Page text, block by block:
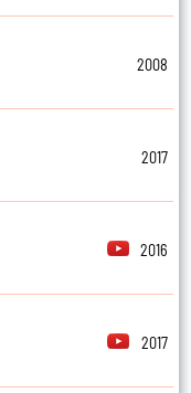
2008
2017
2016
2017